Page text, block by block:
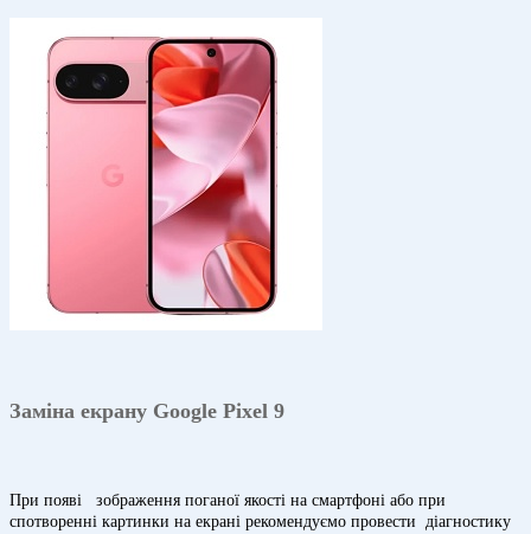
Заміна екрану Google Pixel 9
При появі зображення поганої якості на смартфоні або при
спотворенні картинки на екрані рекомендуємо провести діагностику